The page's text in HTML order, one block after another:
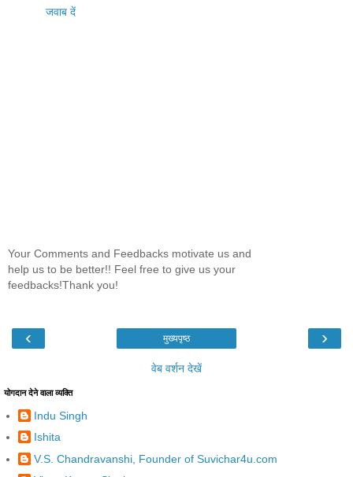
जवाब दें
Your Comments and Feedbacks motivate us and
help us to be better!! Feel free to give us your
feedbacks!Thank you!
‹ ›
मुख्यपृष्ठ
वेब वर्शन देखें
योगदान देने वाला व्यक्ति
Indu Singh
Ishita
V.S. Chandravanshi, Founder of Suvichar4u.com